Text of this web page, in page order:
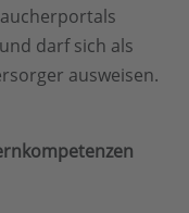
darf sich als
ausweisen.